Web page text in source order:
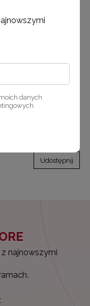
i Osób
Udostępnij
najnowszymi
danych